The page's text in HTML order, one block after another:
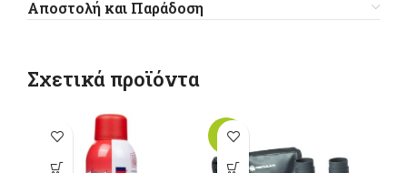
Αποστολή και Παράδοση
Σχετικά προϊόντα
-10%